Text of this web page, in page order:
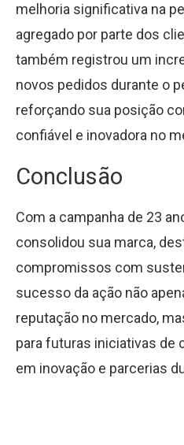
melhoria significativa na
agregado por parte dos
também registrou um
novos pedidos durante o
reforçando sua posição
confiável e inovadora no
Conclusão
Com a campanha de 23
consolidou sua marca,
compromissos com
sucesso da ação não
reputação no mercado,
para futuras iniciativas de
em inovação e parcerias